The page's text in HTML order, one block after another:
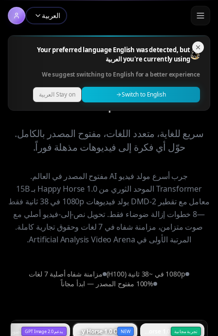
العربية
Your preferred language English was detected, but
you're currently using العربية
We suggest switching to English for a better experience
Switch to English Stay on العربية
Happy Horse 1.0 — مولد
الفيديو AI مفتوح المصدر رقم
1
سريع للغاية، متعدد اللغات، مفتوح المصدر بالكامل.
حوّل أي فكرة إلى فيديوهات مذهلة فوراً.
جرب أسرع مولد فيديو AI مفتوح المصدر في العالم.
Transformer الموحد الثوري من Happy Horse 1.0 بـ 15B
معامل مع تقطير DMD-2 يولد فيديوهات 1080p في 38 ثانية فقط
—8 خطوات إزالة ضوضاء فقط. تحويل نص-إلى-فيديو أصلي مع
صوت متزامن، مزامنة شفاه في 7 لغات وحقوق تجارية كاملة.
المرتبة الأولى في Artificial Analysis Video Arena.
1080p في ~38 ثانية (H100)
مزامنة شفاه أصلية 7 لغات
100% مفتوح المصدر — ابدأ مجاناً
Happy Horse 1.0 Standard
تجربة مجانية Happy Horse 1.0 Omni
NEW إنشاء الصور يدعم GPT Image 2.0